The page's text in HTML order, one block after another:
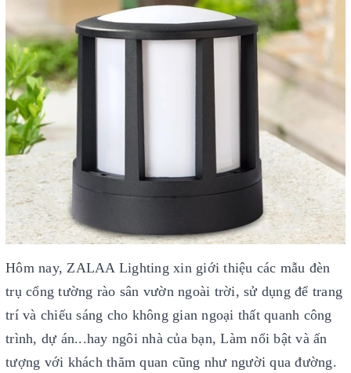
Hôm nay, ZALAA Lighting xin giới thiệu các mẫu đèn
trụ cổng tường rào sân vườn ngoài trời, sử dụng để trang
trí và chiếu sáng cho không gian ngoại thất quanh công
trình, dự án...hay ngôi nhà của bạn, Làm nổi bật và ấn
tượng với khách thăm quan cũng như người qua đường.